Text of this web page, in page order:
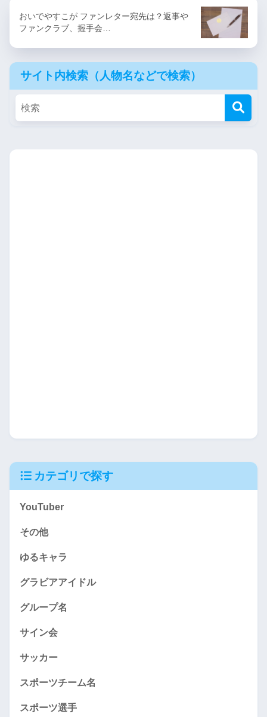
おいでやすこが ファンレター宛先は？返事や
ファンクラブ、握手会…
サイト内検索（人物名などで検索）
カテゴリで探す
YouTuber
その他
ゆるキャラ
グラビアアイドル
グループ名
サイン会
サッカー
スポーツチーム名
スポーツ選手